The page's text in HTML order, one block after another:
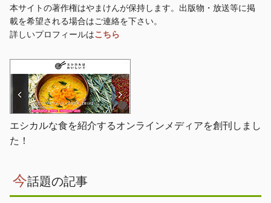
本サイトの著作権はやまけんが保持します。出版物・放送等に掲
載を希望される場合はご連絡を下さい。
詳しいプロフィールはこちら
エシカルな食を紹介するオンラインメディアを創刊しまし
た！
今話題の記事